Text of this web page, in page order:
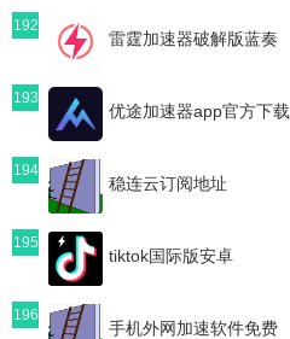
192
雷霆加速器破解版蓝奏
193
优途加速器app官方下载
194
稳连云订阅地址
195
tiktok国际版安卓
196
手机外网加速软件免费